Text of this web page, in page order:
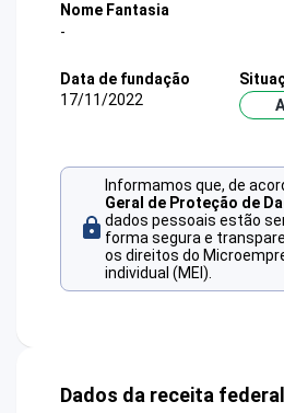
Nome Fantasia
-
Data de fundação
17/11/2022
Informamos que, de
Geral de Proteção de
dados pessoais estão
forma segura e
os direitos do
individual (MEI).
Dados da receita federal